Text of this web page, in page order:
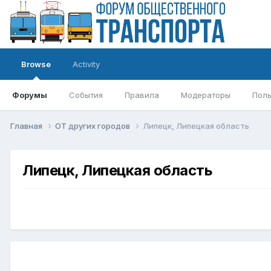
Browse
Форумы События Правила Модераторы
Activity
Главная ОТ других городов Липецк, Липецкая область
Липецк, Липецкая область